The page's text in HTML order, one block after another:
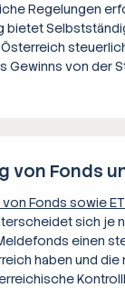
Regelungen
bietet
Gewinns von der
von Fonds
Fonds sowie
sich je
einen
haben und die